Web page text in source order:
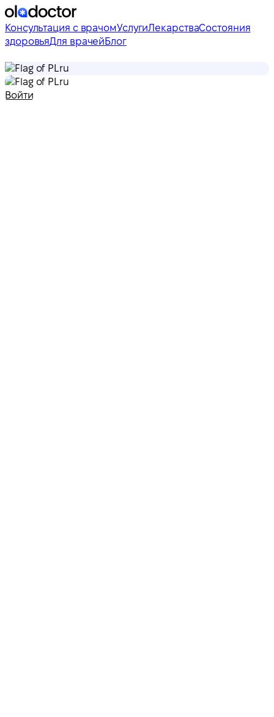
Консультация с врачомУслугиЛекарстваСостояния
здоровьяДля врачейБлог
ru
ru
Войти